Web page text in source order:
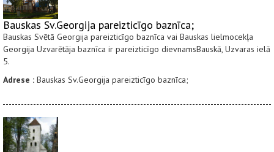
Bauskas Sv.Georgija pareizticīgo baznīca;
Bauskas Svētā Georgija pareizticīgo baznīca vai Bauskas lielmocekļa
Georgija Uzvarētāja baznīca ir pareizticīgo dievnamsBauskā, Uzvaras ielā
5.
Adrese : Bauskas Sv.Georgija pareizticīgo baznīca;